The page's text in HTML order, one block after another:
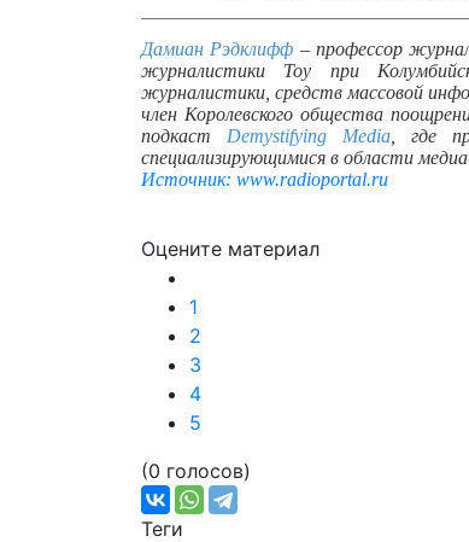
Дамиан Рэдклифф – профессор
журналистики Тоу при
журналистики, средств массовой
член Королевского общества
подкаст Demystifying Media, где
специализирующимися в области
Источник: www.radioportal.ru
Оцените материал
1
2
3
4
5
(0 голосов)
Теги